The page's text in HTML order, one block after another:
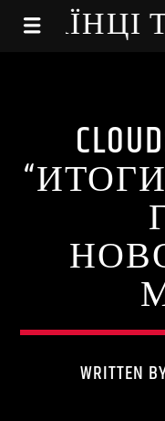
-
WRITTEN